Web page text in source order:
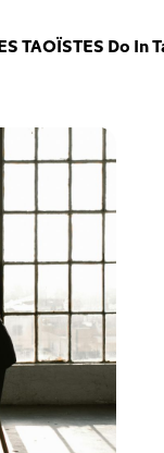
TAOÏSTES Do In